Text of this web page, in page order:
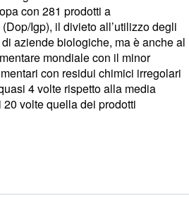
con 281 prodotti a
Igp), il divieto all’utilizzo degli
aziende biologiche, ma è anche al
mondiale con il minor
con residui chimici irregolari
4 volte rispetto alla media
volte quella dei prodotti